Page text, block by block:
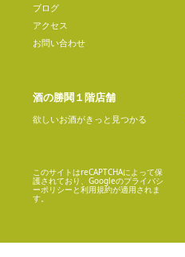
ブログ
アクセス
お問い合わせ
酒の勝鬨１階店舗
欲しいお酒がきっと見つかる
このサイトはreCAPTCHAによって保
護されており、Googleのプライバシ
ーポリシー と利用規約が適用されま
す。